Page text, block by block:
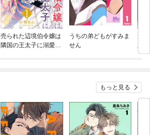
売られた辺境伯令嬢は
隣国の王太子に溺愛さ
うちの弟どもがすみま
せん
追
新
した
もっと見る